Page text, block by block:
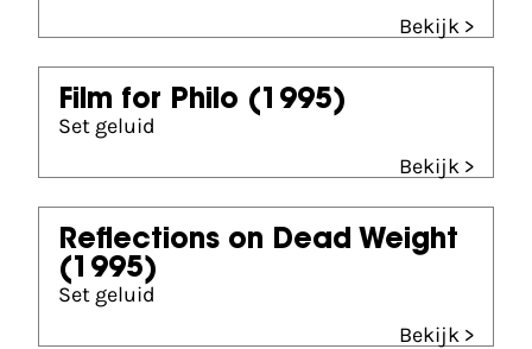
Bekijk >
Film for Philo (1995)
Set geluid
Bekijk >
Reflections on Dead Weight
(1995)
Set geluid
Bekijk >